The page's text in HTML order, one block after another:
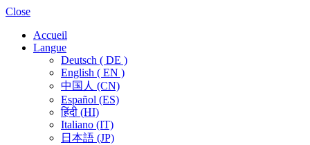
Close
Accueil
Langue
Deutsch ( DE )
English ( EN )
中国人 (CN)
Español (ES)
हिंदी (HI)
Italiano (IT)
日本語 (JP)